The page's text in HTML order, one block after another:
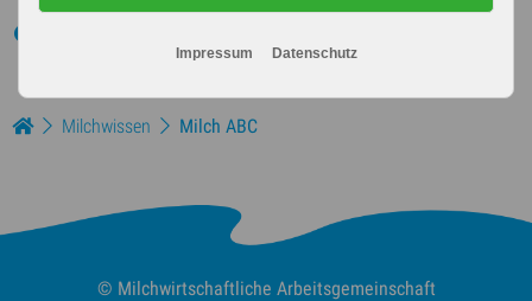
Milchwissen Milch ABC
© Milchwirtschaftliche Arbeitsgemeinschaft
Impressum Datenschutz